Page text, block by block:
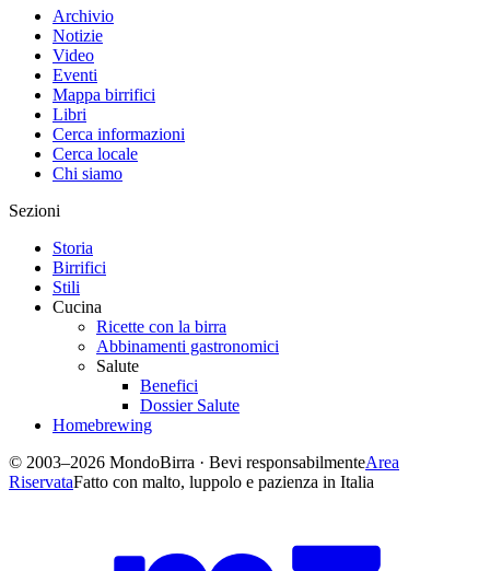
Archivio
Notizie
Video
Eventi
Mappa birrifici
Libri
Cerca informazioni
Cerca locale
Chi siamo
Sezioni
Storia
Birrifici
Stili
Cucina
Ricette con la birra
Abbinamenti gastronomici
Salute
Benefici
Dossier Salute
Homebrewing
© 2003–2026 MondoBirra · Bevi responsabilmenteArea
RiservataFatto con malto, luppolo e pazienza in Italia